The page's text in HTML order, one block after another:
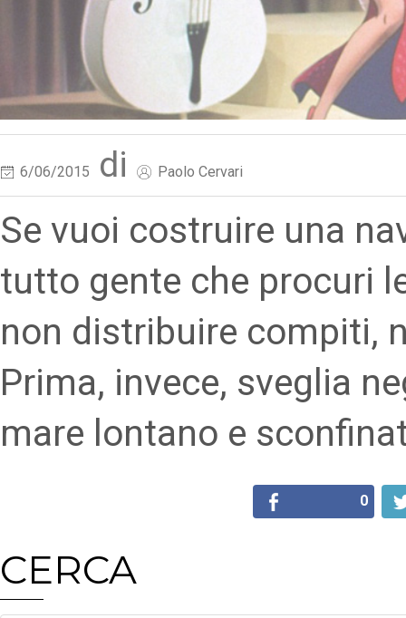
6/06/2015 di Paolo Cervari
Se vuoi costruire una
tutto gente che procuri
non distribuire compiti,
Prima, invece, sveglia
mare lontano e
0
CERCA